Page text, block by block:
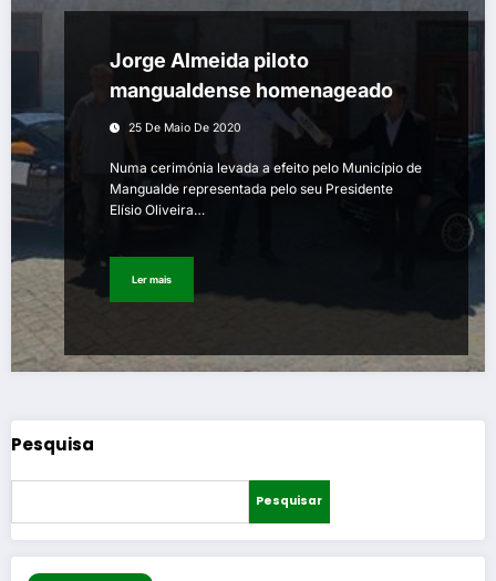
Jorge Almeida piloto
mangualdense homenageado
25 De Maio De 2020
Numa cerimónia levada a efeito pelo Município de
Mangualde representada pelo seu Presidente
Elísio Oliveira…
Ler mais
Pesquisa
Pesquisar